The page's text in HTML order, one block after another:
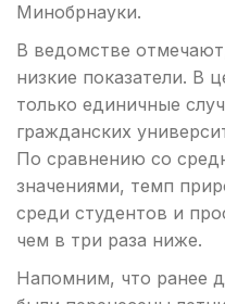
Минобрнауки.
В ведомстве
низкие показатели. В
только единичные
гражданских
По сравнению со
значениями, темп
среди студентов и
чем в три раза ниже.
Напомним, что ранее